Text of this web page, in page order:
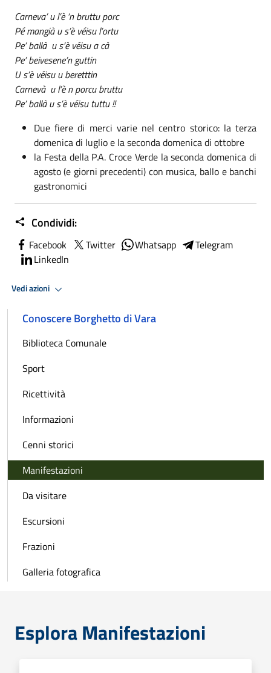
Carneva’ u l’è ‘n bruttu porc
Pé mangià u s’è véisu l’ortu
Pe’ ballà u s’è véisu a cà
Pe’ beivesene’n guttin
U s’è véisu u beretttin
Carnevà u l’è n porcu bruttu
Pe’ ballà u s’è véisu tuttu !!
Due fiere di merci varie nel centro storico: la terza
domenica di luglio e la seconda domenica di ottobre
la Festa della P.A. Croce Verde la seconda domenica di
agosto (e giorni precedenti) con musica, ballo e banchi
gastronomici
Condividi:
Facebook Twitter Whatsapp
Telegram
LinkedIn
Vedi azioni
Conoscere Borghetto di Vara
Biblioteca Comunale
Sport
Ricettività
Informazioni
Cenni storici
Manifestazioni
Da visitare
Escursioni
Frazioni
Galleria fotografica
Esplora Manifestazioni